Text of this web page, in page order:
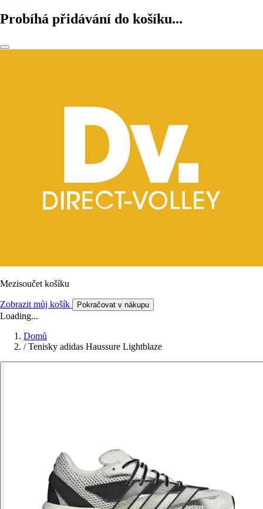
Probíhá přidávání do košíku...
Mezisoučet košíku
Zobrazit můj košík Pokračovat v nákupu
Loading...
Domů
/ Tenisky adidas Haussure Lightblaze